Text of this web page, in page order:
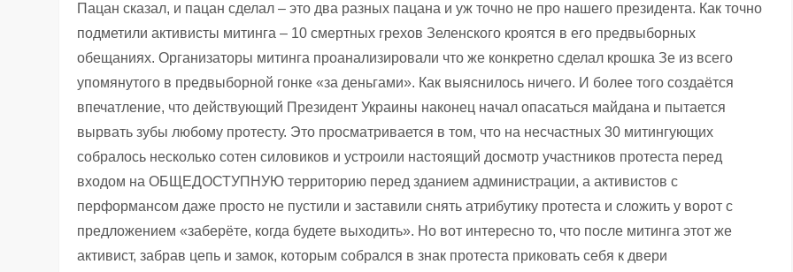
Пацан сказал, и пацан сделал – это два разных пацана и уж точно не про нашего президента. Как точно
подметили активисты митинга – 10 смертных грехов Зеленского кроятся в его предвыборных
обещаниях. Организаторы митинга проанализировали что же конкретно сделал крошка Зе из всего
упомянутого в предвыборной гонке «за деньгами». Как выяснилось ничего. И более того создаётся
впечатление, что действующий Президент Украины наконец начал опасаться майдана и пытается
вырвать зубы любому протесту. Это просматривается в том, что на несчастных 30 митингующих
собралось несколько сотен силовиков и устроили настоящий досмотр участников протеста перед
входом на ОБЩЕДОСТУПНУЮ территорию перед зданием администрации, а активистов с
перформансом даже просто не пустили и заставили снять атрибутику протеста и сложить у ворот с
предложением «заберёте, когда будете выходить». Но вот интересно то, что после митинга этот же
активист, забрав цепь и замок, которым собрался в знак протеста приковать себя к двери